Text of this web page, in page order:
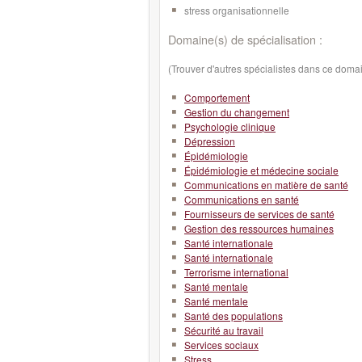
stress organisationnelle
Domaine(s) de spécialisation :
(Trouver d'autres spécialistes dans ce
Comportement
Gestion du changement
Psychologie clinique
Dépression
Épidémiologie
Épidémiologie et médecine sociale
Communications en matière de santé
Communications en santé
Fournisseurs de services de santé
Gestion des ressources humaines
Santé internationale
Santé internationale
Terrorisme international
Santé mentale
Santé mentale
Santé des populations
Sécurité au travail
Services sociaux
Stress